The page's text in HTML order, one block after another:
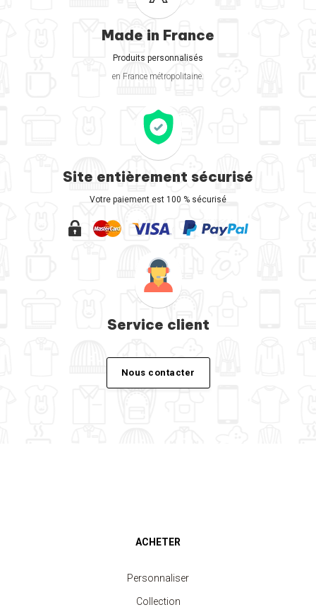
Made in France
Produits personnalisés
en France métropolitaine.
Site entièrement sécurisé
Votre paiement est 100 % sécurisé
Service client
Nous contacter
ACHETER
Personnaliser
Collection